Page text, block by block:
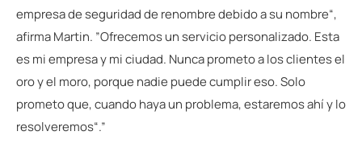
empresa de seguridad de renombre debido a su nombre“,
afirma Martin. ”Ofrecemos un servicio personalizado. Esta
es mi empresa y mi ciudad. Nunca prometo a los clientes el
oro y el moro, porque nadie puede cumplir eso. Solo
prometo que, cuando haya un problema, estaremos ahí y lo
resolveremos“.”